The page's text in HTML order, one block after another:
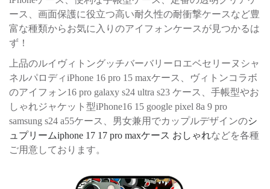
ース、画面保護に役立つ高い耐久性の耐衝撃ケースなど豊
富な種類からお気に入りのアイフォンケースが見つかるは
ず！
上品のルイヴィトングッチバーバリーロエベセリーヌシャ
ネルパロディiPhone 16 pro 15 maxケース、ヴィトンコラボ
のアイフォン16 pro galaxy s24 ultra s23 ケース、手帳型やお
しゃれジャケット型iPhone16 15 google pixel 8a 9 pro
samsung s24 a55ケース、男女兼用でカップルデザインのシ
ュプリームiphone 17 17 pro maxケース おしゃれなどを各種
ご用意しております。